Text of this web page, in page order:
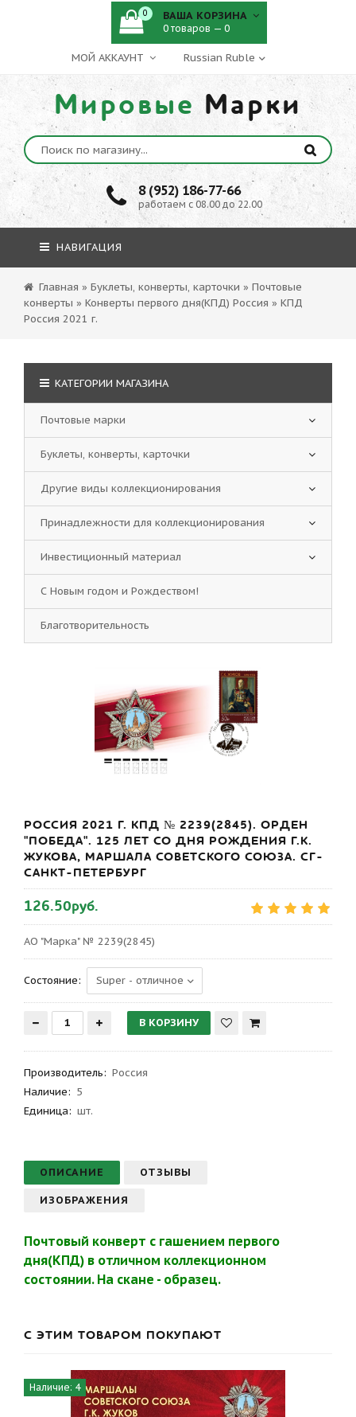
МОЙ АККАУНТ
Мировые Марки
8 (952) 186-77-66
работаем с 08.00 до 22.00
0 ВАША КОРЗИНА
0 товаров — 0
НАВИГАЦИЯ
Главная » Буклеты, конверты, карточки » Почтовые
конверты » Конверты первого дня(КПД) Россия » КПД
Россия 2021 г.
РОССИЯ 2021 Г. КПД № 2239(2845). ОРДЕН
"ПОБЕДА". 125 ЛЕТ СО ДНЯ РОЖДЕНИЯ Г.К.
ЖУКОВА, МАРШАЛА СОВЕТСКОГО СОЮЗА. СГ-
САНКТ-ПЕТЕРБУРГ
126.50руб.
АО "Марка" № 2239(2845)
Состояние:
Производитель: Россия
Наличие: 5
Единица: шт.
ОПИСАНИЕ ОТЗЫВЫ
ИЗОБРАЖЕНИЯ
Почтовый конверт с гашением первого
дня(КПД) в отличном коллекционном
состоянии. На скане - образец.
С ЭТИМ ТОВАРОМ ПОКУПАЮТ
Наличие: 4
КАТЕГОРИИ МАГАЗИНА
Почтовые марки
Буклеты, конверты, карточки
Другие виды коллекционирования
Принадлежности для коллекционирования
Инвестиционный материал
С Новым годом и Рождеством!
Благотворительность